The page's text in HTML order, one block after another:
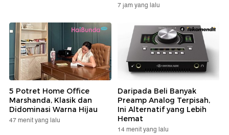
7 jam yang lalu
5 Potret Home Office
Marshanda, Klasik dan
Didominasi Warna Hijau
47 menit yang lalu
Daripada Beli Banyak
Preamp Analog Terpisah,
Ini Alternatif yang Lebih
Hemat
14 menit yang lalu